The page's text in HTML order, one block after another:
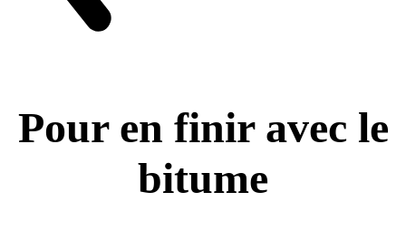
Pour en finir avec le
bitume